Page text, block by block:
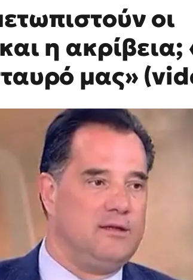
οι
η
μας»